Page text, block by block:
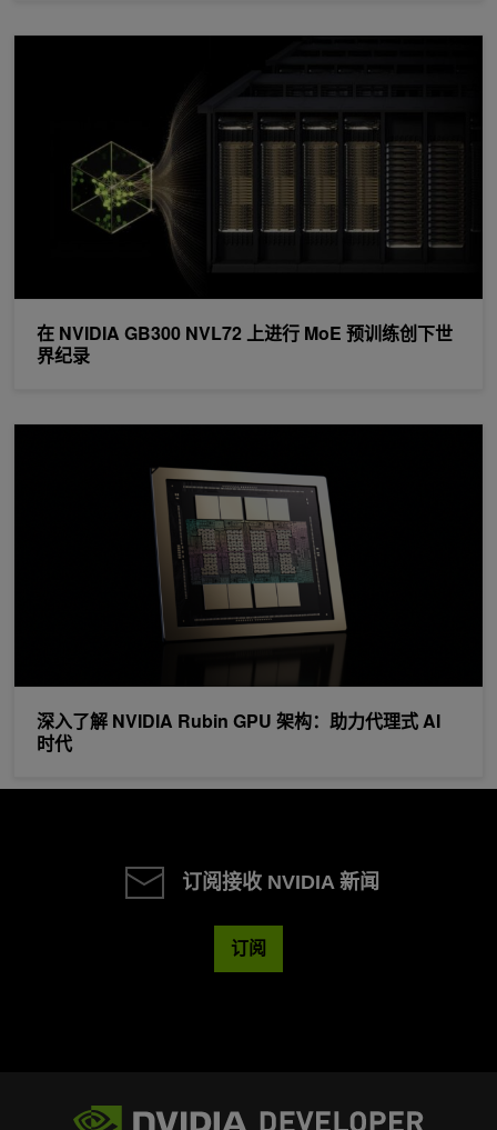
在 NVIDIA GB300 NVL72 上进行 MoE 预训练创下世
界纪录
深入了解 NVIDIA Rubin GPU 架构：助力代理式 AI
时代
深入了解 NVIDIA Rubin GPU 架构：助力代理式 AI 时代
订阅接收 NVIDIA 新闻
订阅